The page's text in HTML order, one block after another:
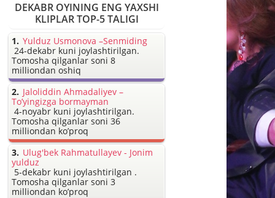
DEKABR OYINING ENG YAXSHI
KLIPLAR TOP-5 TALIGI
Yulduz Usmonova –Senmiding
24-dekabr kuni joylashtirilgan.
Tomosha qilganlar soni 8
milliondan oshiq
Jaloliddin Ahmadaliyev –
To’yingizga bormayman
4-noyabr kuni joylashtirilgan.
Tomosha qilganlar soni 36
milliondan ko’proq
Ulug'bek Rahmatullayev - Jonim
yulduz
5-dekabr kuni joylashtirilgan .
Tomosha qilganlar soni 3
milliondan ko’proq